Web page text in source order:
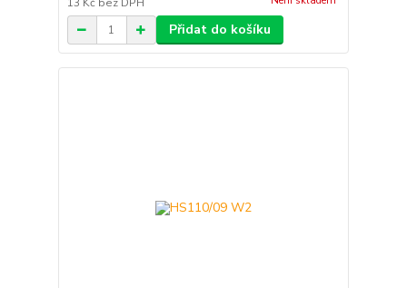
Přidat do košíku